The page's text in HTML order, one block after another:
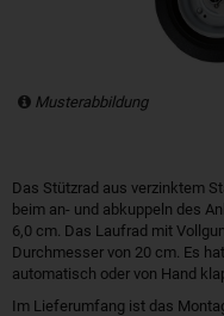
Musterabbildung
Das Stützrad aus verzinktem
beim an- und abkuppeln des
6,0 cm. Das Laufrad mit
Durchmesser von 20 cm. Es
automatisch oder von Hand
Im Lieferumfang ist das